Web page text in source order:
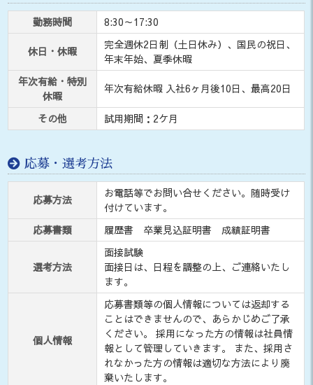
勤務時間 8:30～17:30
休日・休暇
完全週休2日制（土日休み）、国民の祝日、
年末年始、夏季休暇
年次有給・特別
休暇
年次有給休暇 入社6ヶ月後10日、最高20日
その他 試用期間：2ケ月
応募・選考方法
応募方法
お電話等でお問い合せください。随時受け
付けています。
応募書類
履歴書 卒業見込証明書 成績証明書
選考方法
面接試験
面接日は、日程を調整の上、ご連絡いたし
ます。
個人情報
応募書類等の個人情報については返却する
ことはできませんので、あらかじめご了承
ください。 採用になった方の情報は社員情
報として管理していきます。 また、採用さ
れなかった方の情報は適切な方法により廃
棄いたします。